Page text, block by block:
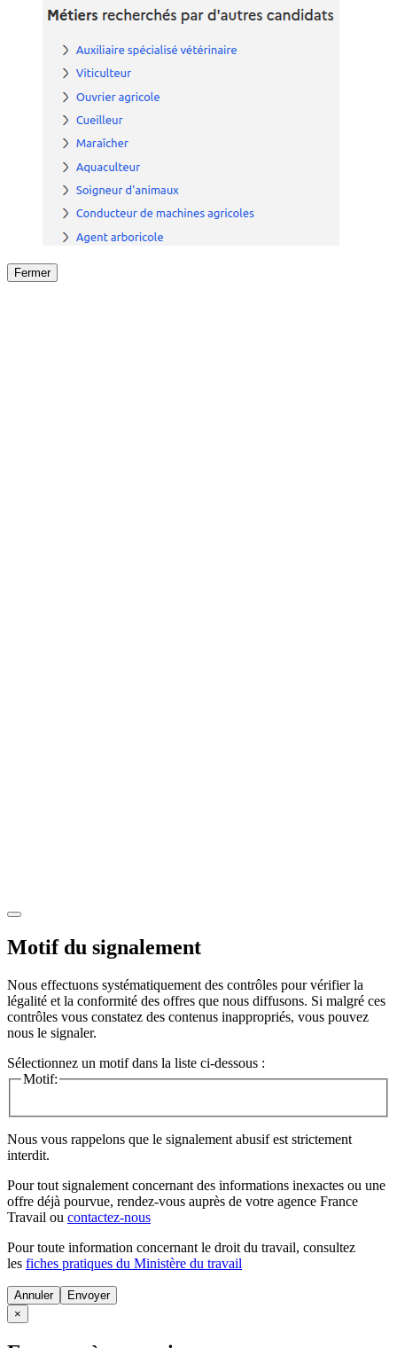
Fermer
Motif du signalement
Nous effectuons systématiquement des contrôles pour vérifier la
légalité et la conformité des offres que nous diffusons. Si malgré ces
contrôles vous constatez des contenus inappropriés, vous pouvez
nous le signaler.
Sélectionnez un motif dans la liste ci-dessous :
Motif:
Nous vous rappelons que le signalement abusif est strictement
interdit.
Pour tout signalement concernant des informations inexactes ou une
offre déjà pourvue, rendez-vous auprès de votre agence France
Travail ou contactez-nous
Pour toute information concernant le droit du travail, consultez
les fiches pratiques du Ministère du travail
Annuler
×